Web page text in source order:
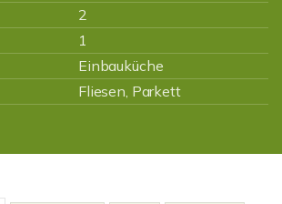
2
1
Einbauküche
Fliesen, Parkett